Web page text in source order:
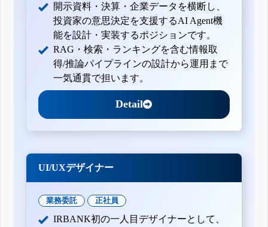
開示資料・決算・企業データを横断し、
投資家の意思決定を支援するAI Agent機
能を設計・実装するポジションです。
RAG・検索・ランキングを含む情報取
得/推論パイプラインの設計から運用まで
一気通貫で担います。
Detail
UI/UXデザイナー
業務委託 正社員
IRBANK初の一人目デザイナーとして、